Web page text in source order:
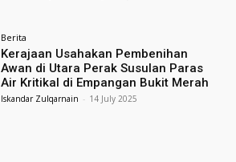
Berita
Kerajaan Usahakan Pembenihan
Awan di Utara Perak Susulan Paras
Air Kritikal di Empangan Bukit Merah
Iskandar Zulqarnain - 14 July 2025